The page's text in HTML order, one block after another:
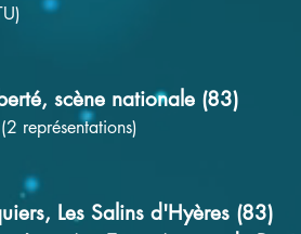
scène nationale (83)
représentations)
Les Salins d'Hyères (83)